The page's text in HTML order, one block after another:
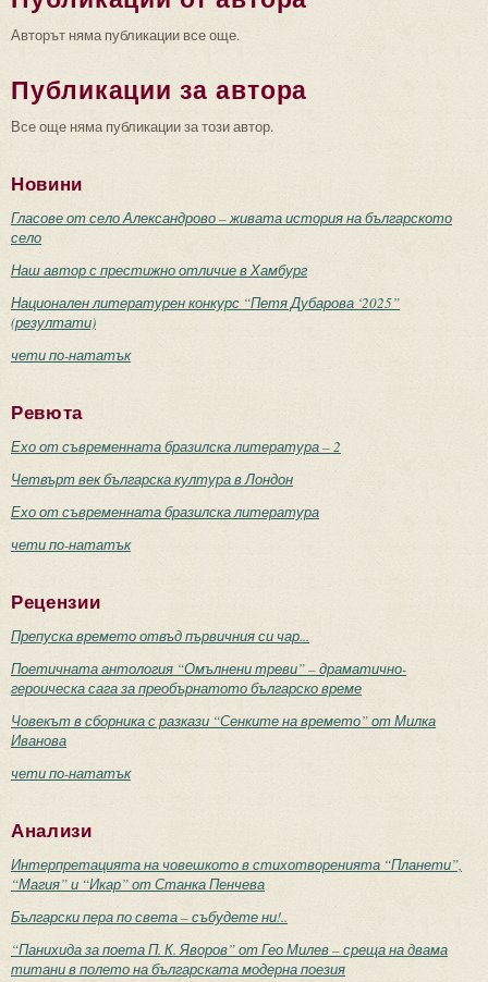
Авторът няма публикации все още.
Публикации за автора
Все още няма публикации за този автор.
Новини
Гласове от село Александрово – живата история на българското
село
Наш автор с престижно отличие в Хамбург
Национален литературен конкурс “Петя Дубарова ‘2025”
(резултати)
чети по-нататък
Ревюта
Ехо от съвременната бразилска литература – 2
Четвърт век българска култура в Лондон
Ехо от съвременната бразилска литература
чети по-нататък
Рецензии
Препуска времето отвъд първичния си чар...
Поетичната антология “Омълнени треви” – драматично-
героическа сага за преобърнатото българско време
Човекът в сборника с разкази “Сенките на времето” от Милка
Иванова
чети по-нататък
Анализи
Интерпретацията на човешкото в стихотворенията “Планети”,
“Магия” и “Икар” от Станка Пенчева
Български пера по света – събудете ни!..
“Панихида за поета П. К. Яворов” от Гео Милев – среща на двама
титани в полето на българската модерна поезия